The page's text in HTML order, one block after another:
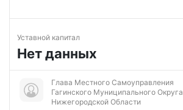
Уставной капитал
Нет данных
Глава Местного Самоуправления
Гагинского Муниципального Округа
Нижегородской Области